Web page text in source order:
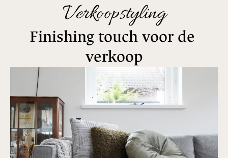
Verkoopstyling
Finishing touch voor de
verkoop